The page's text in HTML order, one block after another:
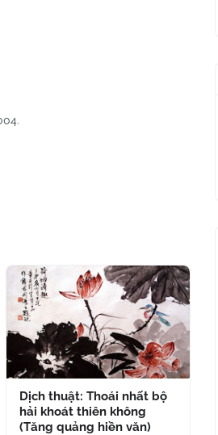
Dịch thuật: Thoái nhất bộ
hải khoát thiên không
(Tăng quảng hiền văn)